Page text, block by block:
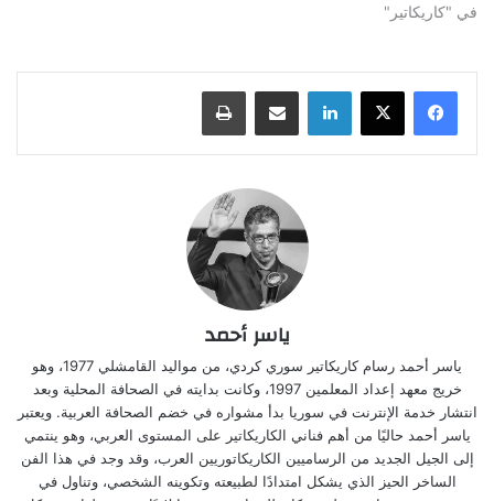
في "كاريكاتير"
لينكدإن مشاركة عبر البريد طباعة
ياسر أحمد
ياسر أحمد رسام كاريكاتير سوري كردي، من مواليد القامشلي 1977، وهو
خريج معهد إعداد المعلمين 1997، وكانت بدايته في الصحافة المحلية وبعد
انتشار خدمة الإنترنت في سوريا بدأ مشواره في خضم الصحافة العربية. ويعتبر
ياسر أحمد حاليًا من أهم فناني الكاريكاتير على المستوى العربي، وهو ينتمي
إلى الجيل الجديد من الرساميين الكاريكاتوريين العرب، وقد وجد في هذا الفن
الساخر الحيز الذي يشكل امتدادًا لطبيعته وتكوينه الشخصي، وتناول في